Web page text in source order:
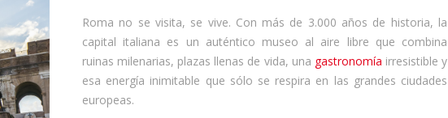
Roma no se visita, se vive. Con más de 3.000 años de historia, la
capital italiana es un auténtico museo al aire libre que combina
ruinas milenarias, plazas llenas de vida, una gastronomía irresistible y
esa energía inimitable que sólo se respira en las grandes ciudades
europeas.